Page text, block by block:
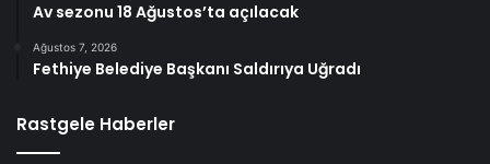
Av sezonu 18 Ağustos’ta açılacak
Ağustos 7, 2026
Fethiye Belediye Başkanı Saldırıya Uğradı
Rastgele Haberler